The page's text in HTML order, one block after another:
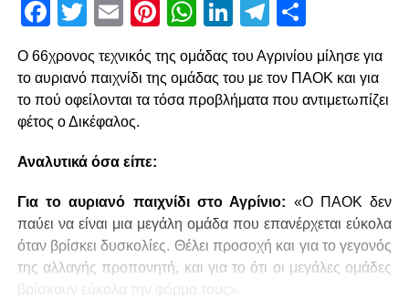
Facebook
Twitter
EmailPinterest
WhatsApp
LinkedIn
Telegram
Ο 66χρονος τεχνικός της ομάδας του Αγρινίου μίλησε για
το αυριανό παιχνίδι της ομάδας του με τον ΠΑΟΚ και για
το πού οφείλονται τα τόσα προβλήματα που αντιμετωπίζει
φέτος ο Δικέφαλος.
Αναλυτικά όσα είπε:
Για το αυριανό παιχνίδι στο Αγρίνιο: «Ο ΠΑΟΚ δεν
παύει να είναι μια μεγάλη ομάδα που επανέρχεται εύκολα
όταν βρίσκει δυσκολίες. Θέλει προσοχή και για το γεγονός
της αλλαγής προπονητή, και για το ότι οι μεγάλες ομάδες
βρίσκουν εύκολα την φόρμα τους».